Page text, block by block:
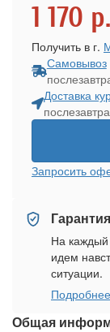
Общая
1 170 р.
Получить в г.
Самовывоз
Доставка
послезавтра
Запросить
Гарантия
На каждый
идем
ситуации.